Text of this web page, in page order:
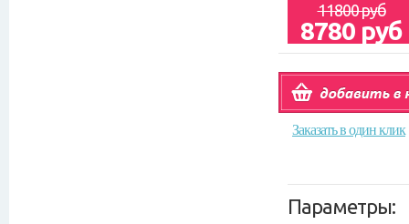
11800 руб
8780 руб
Заказать в один клик
Параметры: